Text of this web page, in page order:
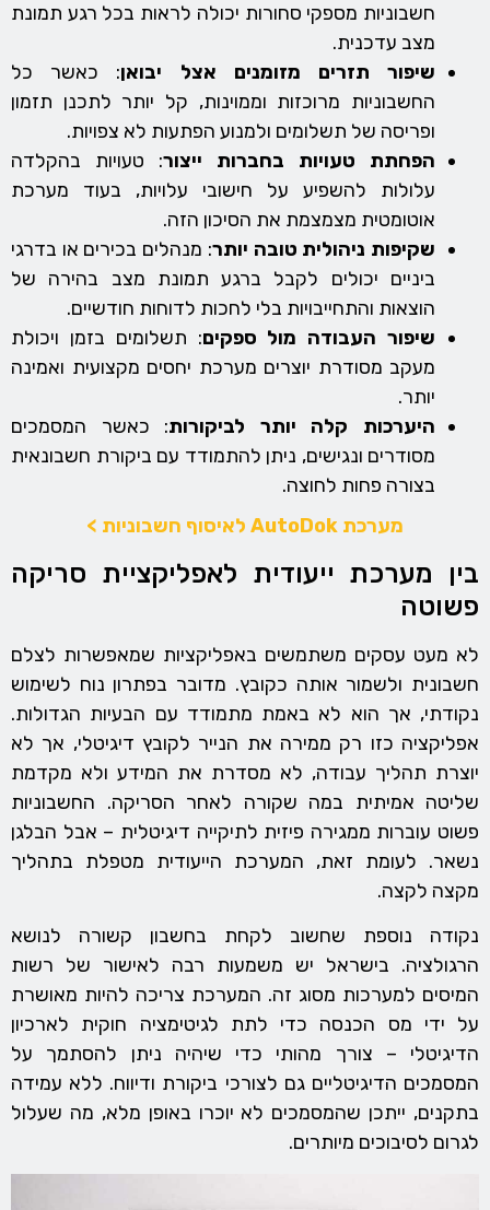
חשבוניות מספקי סחורות יכולה לראות בכל רגע תמונת
מצב עדכנית.
שיפור תזרים מזומנים אצל יבואן: כאשר כל
החשבוניות מרוכזות וממוינות, קל יותר לתכנן תזמון
ופריסה של תשלומים ולמנוע הפתעות לא צפויות.
הפחתת טעויות בחברות ייצור: טעויות בהקלדה
עלולות להשפיע על חישובי עלויות, בעוד מערכת
אוטומטית מצמצמת את הסיכון הזה.
שקיפות ניהולית טובה יותר: מנהלים בכירים או בדרגי
ביניים יכולים לקבל ברגע תמונת מצב בהירה של
הוצאות והתחייבויות בלי לחכות לדוחות חודשיים.
שיפור העבודה מול ספקים: תשלומים בזמן ויכולת
מעקב מסודרת יוצרים מערכת יחסים מקצועית ואמינה
יותר.
היערכות קלה יותר לביקורות: כאשר המסמכים
מסודרים ונגישים, ניתן להתמודד עם ביקורת חשבונאית
בצורה פחות לחוצה.
מערכת AutoDok לאיסוף חשבוניות >
בין מערכת ייעודית לאפליקציית סריקה
פשוטה
לא מעט עסקים משתמשים באפליקציות שמאפשרות לצלם
חשבונית ולשמור אותה כקובץ. מדובר בפתרון נוח לשימוש
נקודתי, אך הוא לא באמת מתמודד עם הבעיות הגדולות.
אפליקציה כזו רק ממירה את הנייר לקובץ דיגיטלי, אך לא
יוצרת תהליך עבודה, לא מסדרת את המידע ולא מקדמת
שליטה אמיתית במה שקורה לאחר הסריקה. החשבוניות
פשוט עוברות ממגירה פיזית לתיקייה דיגיטלית – אבל הבלגן
נשאר. לעומת זאת, המערכת הייעודית מטפלת בתהליך
מקצה לקצה.
נקודה נוספת שחשוב לקחת בחשבון קשורה לנושא
הרגולציה. בישראל יש משמעות רבה לאישור של רשות
המיסים למערכות מסוג זה. המערכת צריכה להיות מאושרת
על ידי מס הכנסה כדי לתת לגיטימציה חוקית לארכיון
הדיגיטלי – צורך מהותי כדי שיהיה ניתן להסתמך על
המסמכים הדיגיטליים גם לצורכי ביקורת ודיווח. ללא עמידה
בתקנים, ייתכן שהמסמכים לא יוכרו באופן מלא, מה שעלול
לגרום לסיבוכים מיותרים.